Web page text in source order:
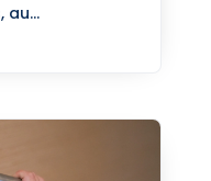
au...